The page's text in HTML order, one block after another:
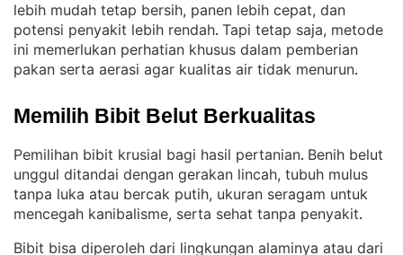
lebih mudah tetap bersih, panen lebih cepat, dan
potensi penyakit lebih rendah. Tapi tetap saja, metode
ini memerlukan perhatian khusus dalam pemberian
pakan serta aerasi agar kualitas air tidak menurun.
Memilih Bibit Belut Berkualitas
Pemilihan bibit krusial bagi hasil pertanian. Benih belut
unggul ditandai dengan gerakan lincah, tubuh mulus
tanpa luka atau bercak putih, ukuran seragam untuk
mencegah kanibalisme, serta sehat tanpa penyakit.
Bibit bisa diperoleh dari lingkungan alaminya atau dari